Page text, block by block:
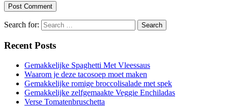
Search for:
Recent Posts
Gemakkelijke Spaghetti Met Vleessaus
Waarom je deze tacosoep moet maken
Gemakkelijke romige broccolisalade met spek
Gemakkelijke zelfgemaakte Veggie Enchiladas
Verse Tomatenbruschetta